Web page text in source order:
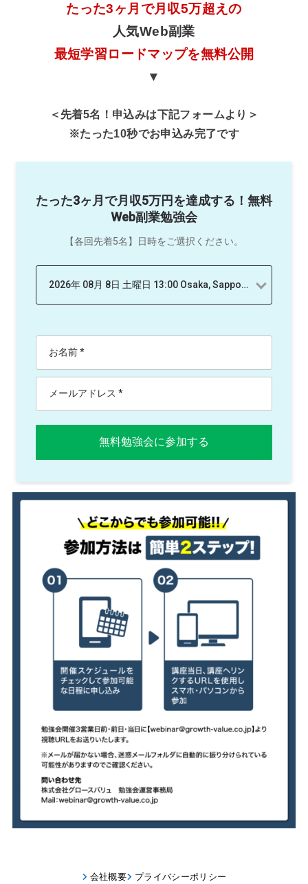
たった3ヶ月で月収5万超えの
人気Web副業
最短学習ロードマップを無料公開
▼
＜先着5名！申込みは下記フォームより＞
※たった10秒でお申込み完了です
会社概要 プライバシーポリシー